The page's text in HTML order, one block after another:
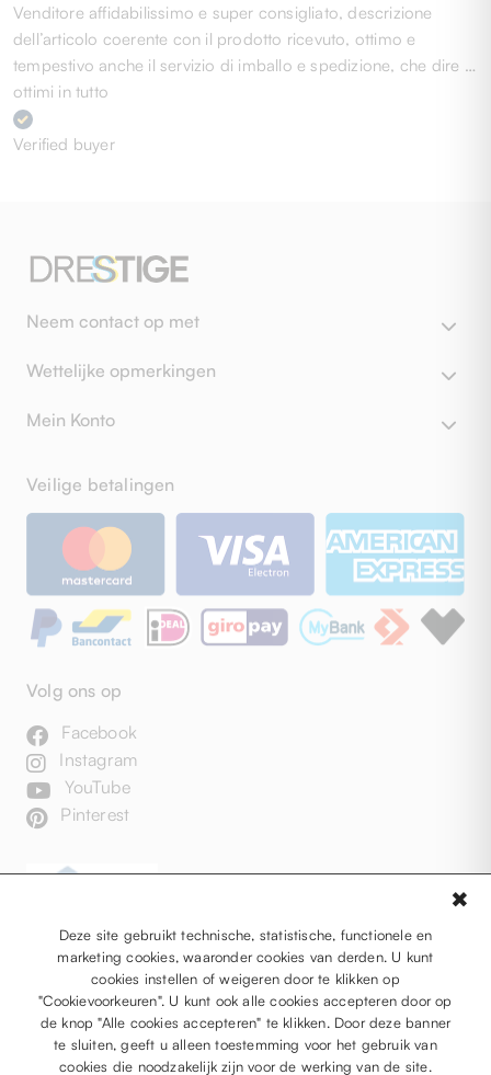
Venditore affidabilissimo e super consigliato, descrizione
dell’articolo coerente con il prodotto ricevuto, ottimo e
tempestivo anche il servizio di imballo e spedizione, che dire …
ottimi in tutto
Verified buyer
Neem contact op met
Wettelijke opmerkingen
Mein Konto
Veilige betalingen
Volg ons op
Facebook
Instagram
YouTube
Pinterest
Deze site gebruikt technische, statistische, functionele en
marketing cookies, waaronder cookies van derden. U kunt
cookies instellen of weigeren door te klikken op
"Cookievoorkeuren". U kunt ook alle cookies accepteren door op
de knop "Alle cookies accepteren" te klikken. Door deze banner
te sluiten, geeft u alleen toestemming voor het gebruik van
cookies die noodzakelijk zijn voor de werking van de site.
✖